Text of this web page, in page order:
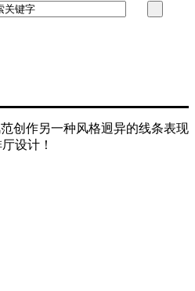
创作另一种风格迥异的线条表现
设计！